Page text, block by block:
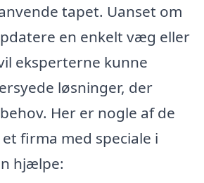
tapet. Uanset om
en enkelt væg eller
eksperterne kunne
løsninger, der
Her er nogle af de
firma med speciale i
hjælpe: